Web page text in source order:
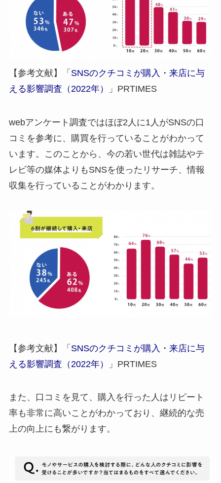
【参考文献】「 SNSのクチコミが購入・来店に与
える影響調査（2022年）
」PRTIMES
webアンケート調査ではほぼ2人に1人がSNSの口
コミを参考に、購買を行っていることがわかって
います。このことから、今の若い世代は雑誌やテ
レビ等の媒体よりもSNSを使ったリサーチ、情報
収集を行っていることがわかります。
【参考文献】「 SNSのクチコミが購入・来店に与
える影響調査（2022年）
」PRTIMES
また、口コミを見て、購入を行った人は リピート
率も非常に高いことがわかっており、継続的な売
上の向上にも繋がります。